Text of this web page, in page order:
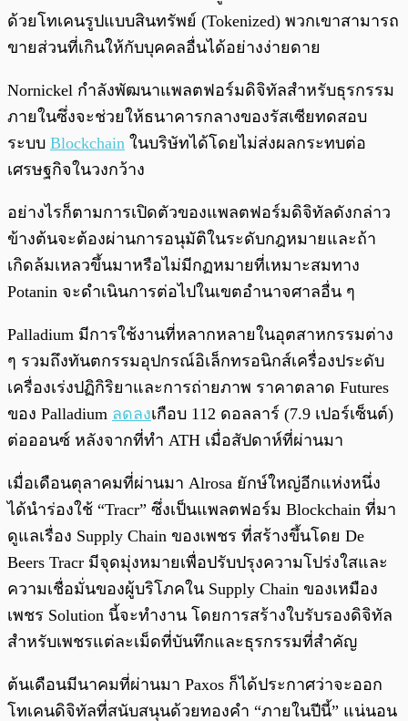
ด้วยโทเคนรูปแบบสินทรัพย์ (Tokenized) พวกเขาสามารถ
ขายส่วนที่เกินให้กับบุคคลอื่นได้อย่างง่ายดาย
Nornickel กำลังพัฒนาแพลตฟอร์มดิจิทัลสำหรับธุรกรรม
ภายในซึ่งจะช่วยให้ธนาคารกลางของรัสเซียทดสอบ
ระบบ Blockchain ในบริษัทได้โดยไม่ส่งผลกระทบต่อ
เศรษฐกิจในวงกว้าง
อย่างไรก็ตามการเปิดตัวของแพลตฟอร์มดิจิทัลดังกล่าว
ข้างต้นจะต้องผ่านการอนุมัติในระดับกฎหมายและถ้า
เกิดล้มเหลวขึ้นมาหรือไม่มีกฏหมายที่เหมาะสมทาง
Potanin จะดำเนินการต่อไปในเขตอำนาจศาลอื่น ๆ
Palladium มีการใช้งานที่หลากหลายในอุตสาหกรรมต่าง
ๆ รวมถึงทันตกรรมอุปกรณ์อิเล็กทรอนิกส์เครื่องประดับ
เครื่องเร่งปฏิกิริยาและการถ่ายภาพ ราคาตลาด Futures
ของ Palladium ลดลงเกือบ 112 ดอลลาร์ (7.9 เปอร์เซ็นต์)
ต่อออนซ์ หลังจากที่ทำ ATH เมื่อสัปดาห์ที่ผ่านมา
เมื่อเดือนตุลาคมที่ผ่านมา Alrosa ยักษ์ใหญ่อีกแห่งหนึ่ง
ได้นำร่องใช้ “Tracr” ซึ่งเป็นแพลตฟอร์ม Blockchain ที่มา
ดูแลเรื่อง Supply Chain ของเพชร ที่สร้างขึ้นโดย De
Beers Tracr มีจุดมุ่งหมายเพื่อปรับปรุงความโปร่งใสและ
ความเชื่อมั่นของผู้บริโภคใน Supply Chain ของเหมือง
เพชร Solution นี้จะทำงาน โดยการสร้างใบรับรองดิจิทัล
สำหรับเพชรแต่ละเม็ดที่บันทึกและธุรกรรมที่สำคัญ
ต้นเดือนมีนาคมที่ผ่านมา Paxos ก็ได้ประกาศว่าจะออก
โทเคนดิจิทัลที่สนับสนุนด้วยทองคำ “ภายในปีนี้” แน่นอน